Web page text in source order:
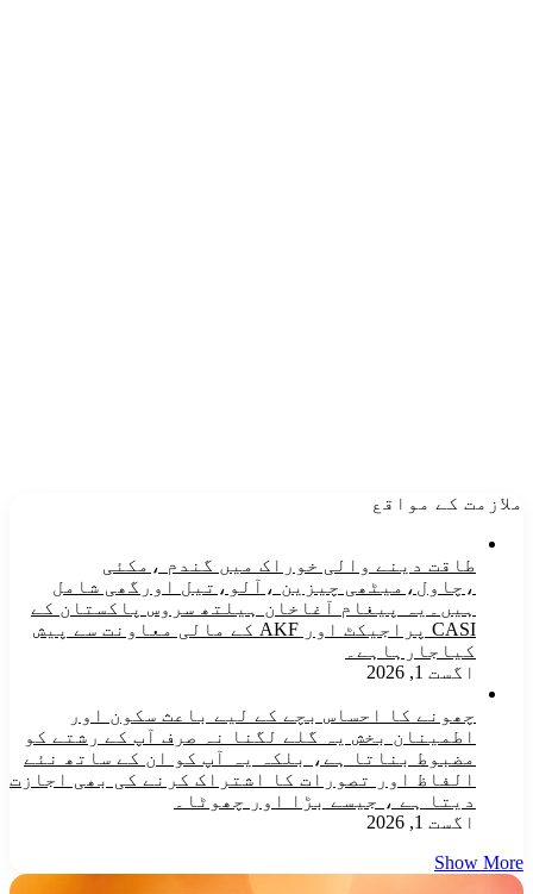
ملازمت کے مواقع
طاقت دینے والی خوراک میں گندم ،مکئی
،چاول،میٹھی چیزین ،آلو،تیل اورگھی شامل
ہیں۔یہ پیغام آغاخان ہیلتھ سروس پاکستان کے
CASI پراجیکٹ اور AKF کے مالی معاونت سے پیش
کیاجارہاہے۔
اگست 1, 2026
چھونے کا احساس بچے کے لیے باعث سکون اور
اطمینان بخش یہ گلے لگنا نہ صرف آپ کے رشتے کو
مضبوط بناتا ہے، بلکہ یہ آپ کو ان کے ساتھ نئے
الفاظ اور تصورات کا اشتراک کرنے کی بھی اجازت
دیتا ہے ، جیسے بڑا اور چھوٹا۔
اگست 1, 2026
Show More